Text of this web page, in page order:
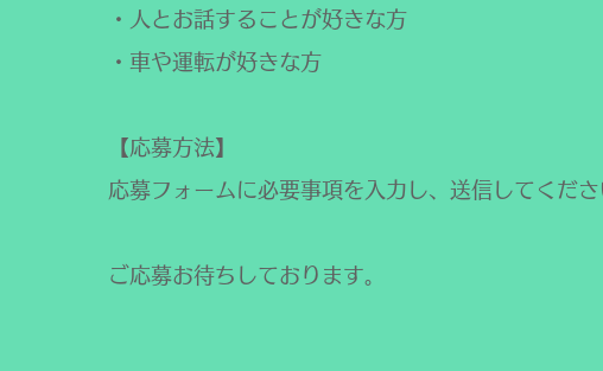
・人とお話することが好きな方
・車や運転が好きな方
【応募方法】
応募フォームに必要事項を入力し、送信してくださ
​ご応募お待ちしております。